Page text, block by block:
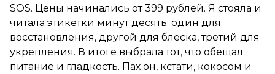
SOS. Цены начинались от 399 рублей. Я стояла и
читала этикетки минут десять: один для
восстановления, другой для блеска, третий для
укрепления. В итоге выбрала тот, что обещал
питание и гладкость. Пах он, кстати, кокосом и